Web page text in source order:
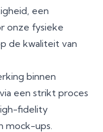
een
onze fysieke
de kwaliteit van
binnen
een strikt proces
fidelity
mock-ups.